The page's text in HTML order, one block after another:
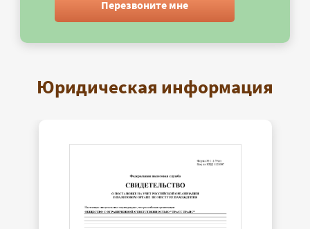
Перезвоните мне
Юридическая информация